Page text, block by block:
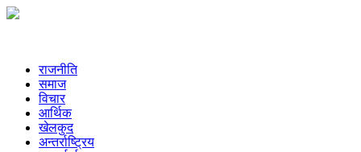
राजनीति
समाज
विचार
आर्थिक
खेलकुद
अन्तर्राष्ट्रिय